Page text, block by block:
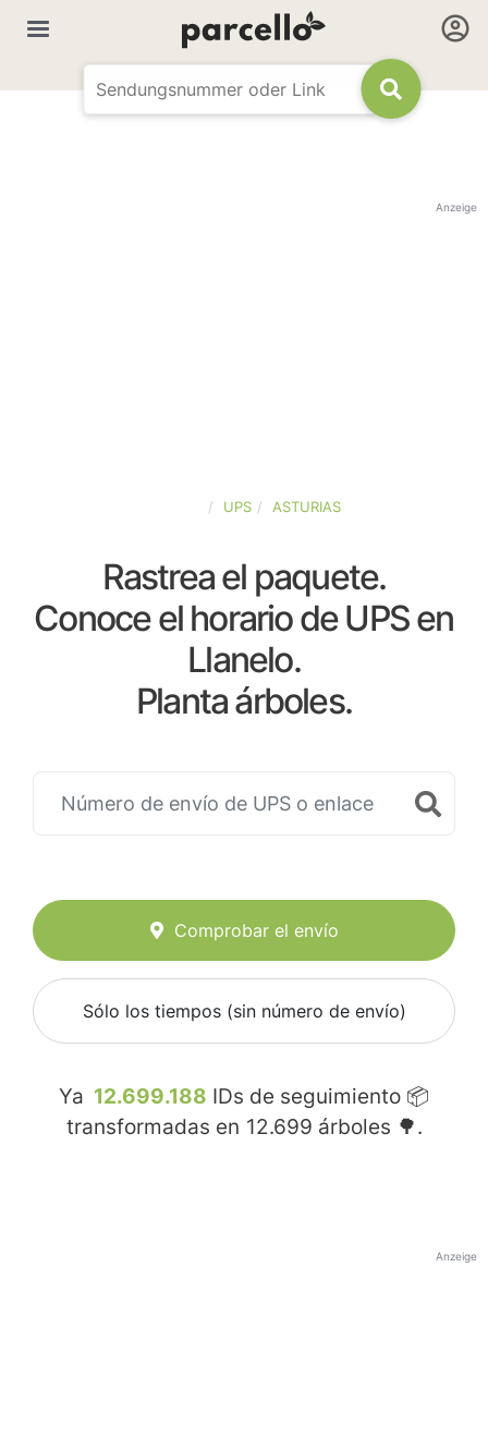
Anzeige
UPS ASTURIAS
Rastrea el paquete.
Conoce el horario de UPS en
Llanelo.
Planta árboles.
Comprobar el envío
Sólo los tiempos (sin número de envío)
Ya 12.699.188 IDs de seguimiento 📦
transformadas en 12.699 árboles 🌳.
Anzeige